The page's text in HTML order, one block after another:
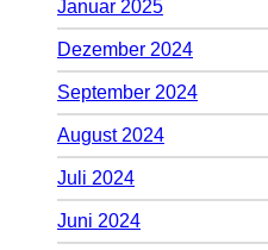
Januar 2025
Dezember 2024
September 2024
August 2024
Juli 2024
Juni 2024